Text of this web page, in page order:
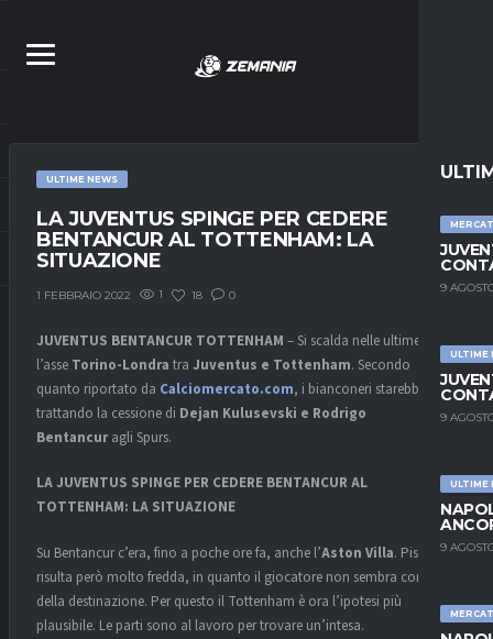
9
ULTIME
9
ULTIME
9
ULTIME NEWS
LA JUVENTUS SPINGE PER CEDERE
BENTANCUR AL TOTTENHAM: LA
SITUAZIONE
1 FEBBRAIO 2022 1 18 0
JUVENTUS BENTANCUR TOTTENHAM – Si scalda nelle ultime ore
l’asse Torino-Londra tra Juventus e Tottenham. Secondo
quanto riportato da Calciomercato.com, i bianconeri starebbero
trattando la cessione di Dejan Kulusevski e Rodrigo
Bentancuragli Spurs.
LA JUVENTUS SPINGE PER CEDERE BENTANCUR AL
TOTTENHAM: LA SITUAZIONE
Su Bentancur c’era, fino a poche ore fa, anche l’Aston Villa. Pista che
risulta però molto fredda, in quanto il giocatore non sembra convinto
della destinazione. Per questo il Tottenham è ora l’ipotesi più
plausibile. Le parti sono al lavoro per trovare un’intesa.